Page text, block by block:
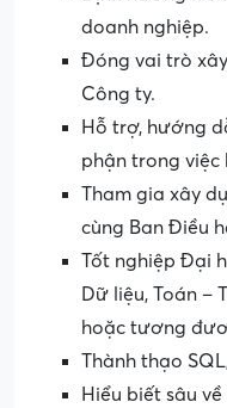
doanh nghiệp.
Đóng vai trò
Công ty.
Hỗ trợ, hướng
phận trong việc
Tham gia xây
cùng Ban Điều
Tốt nghiệp Đại
Dữ liệu, Toán –
hoặc tương
Thành thạo
Hiểu biết sâu